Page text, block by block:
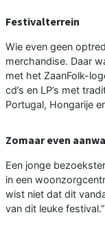
Festivalterrein
Wie even geen
merchandise. Daar
met het ZaanFolk-
cd’s en LP’s met
Portugal, Hongarije
Zomaar even
Een jonge
in een
wist niet dat dit
van dit leuke festival.”